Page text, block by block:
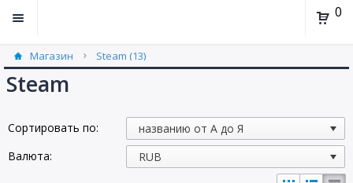
0
Магазин Steam (13)
Steam
Сортировать по:
Валюта: